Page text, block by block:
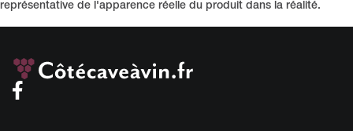
représentative de l'apparence réelle du produit dans la réalité.